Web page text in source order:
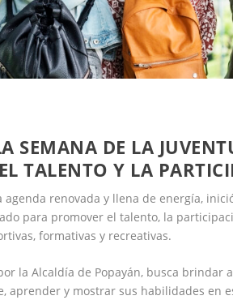
SEMANA DE LA
TALENTO Y LA
renovada y llena de energía,
para promover el talento, la
formativas y recreativas.
la Alcaldía de Popayán, busca brindar
aprender y mostrar sus habilidades en